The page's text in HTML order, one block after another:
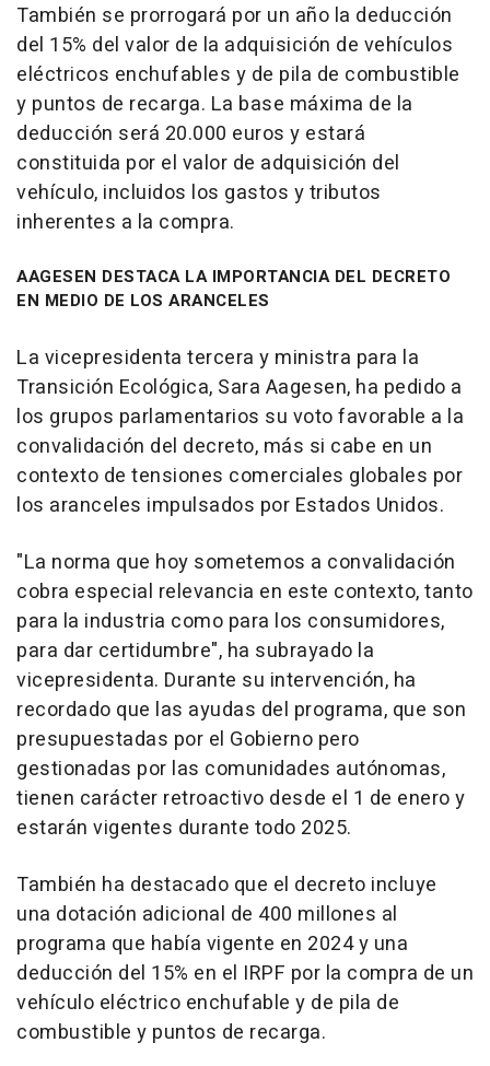
También se prorrogará por un año la deducción
del 15% del valor de la adquisición de vehículos
eléctricos enchufables y de pila de combustible
y puntos de recarga. La base máxima de la
deducción será 20.000 euros y estará
constituida por el valor de adquisición del
vehículo, incluidos los gastos y tributos
inherentes a la compra.
AAGESEN DESTACA LA IMPORTANCIA DEL DECRETO
EN MEDIO DE LOS ARANCELES
La vicepresidenta tercera y ministra para la
Transición Ecológica, Sara Aagesen, ha pedido a
los grupos parlamentarios su voto favorable a la
convalidación del decreto, más si cabe en un
contexto de tensiones comerciales globales por
los aranceles impulsados por Estados Unidos.
"La norma que hoy sometemos a convalidación
cobra especial relevancia en este contexto, tanto
para la industria como para los consumidores,
para dar certidumbre", ha subrayado la
vicepresidenta. Durante su intervención, ha
recordado que las ayudas del programa, que son
presupuestadas por el Gobierno pero
gestionadas por las comunidades autónomas,
tienen carácter retroactivo desde el 1 de enero y
estarán vigentes durante todo 2025.
También ha destacado que el decreto incluye
una dotación adicional de 400 millones al
programa que había vigente en 2024 y una
deducción del 15% en el IRPF por la compra de un
vehículo eléctrico enchufable y de pila de
combustible y puntos de recarga.